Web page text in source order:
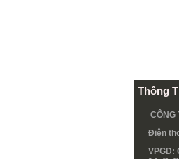
Thông
CÔNG
Điện
VPGD: